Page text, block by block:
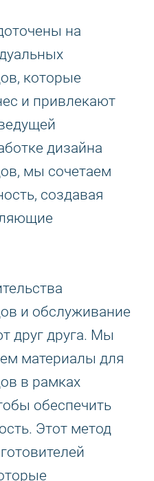
на
которые
и привлекают
дизайна
мы сочетаем
создавая
и обслуживание
друг друга. Мы
материалы для
в рамках
обеспечить
Этот метод